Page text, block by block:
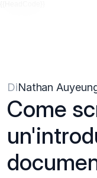
DiNathan
Come